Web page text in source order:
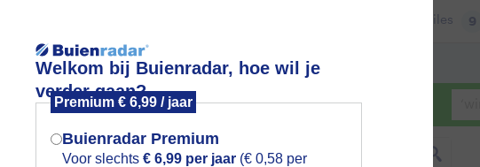
Welkom bij Buienradar, hoe wil je
verder gaan?
Premium € 6,99 / jaar
Buienradar Premium
Voor slechts € 6,99 per jaar (€ 0,58 per
Files 9
Lees meer.
Foto en video Weerzine
Zoeken in foto & video: